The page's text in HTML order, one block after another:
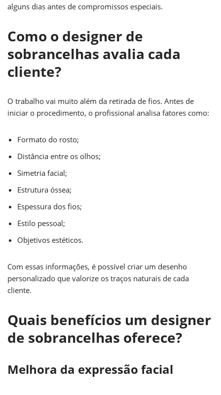
alguns dias antes de compromissos especiais.
Como o designer de
sobrancelhas avalia cada
cliente?
O trabalho vai muito além da retirada de fios. Antes de
iniciar o procedimento, o profissional analisa fatores como:
Formato do rosto;
Distância entre os olhos;
Simetria facial;
Estrutura óssea;
Espessura dos fios;
Estilo pessoal;
Objetivos estéticos.
Com essas informações, é possível criar um desenho
personalizado que valorize os traços naturais de cada
cliente.
Quais benefícios um designer
de sobrancelhas oferece?
Melhora da expressão facial